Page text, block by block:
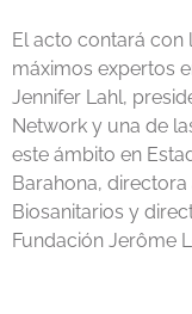
El acto contará con
máximos expertos
Jennifer Lahl,
Network y una de
este ámbito en
Barahona,
Biosanitarios y
Fundación Jerôme